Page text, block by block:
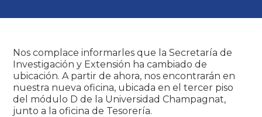
Nos complace informarles que la Secretaría de
Investigación y Extensión ha cambiado de
ubicación. A partir de ahora, nos encontrarán en
nuestra nueva oficina, ubicada en el tercer piso
del módulo D de la Universidad Champagnat,
junto a la oficina de Tesorería.